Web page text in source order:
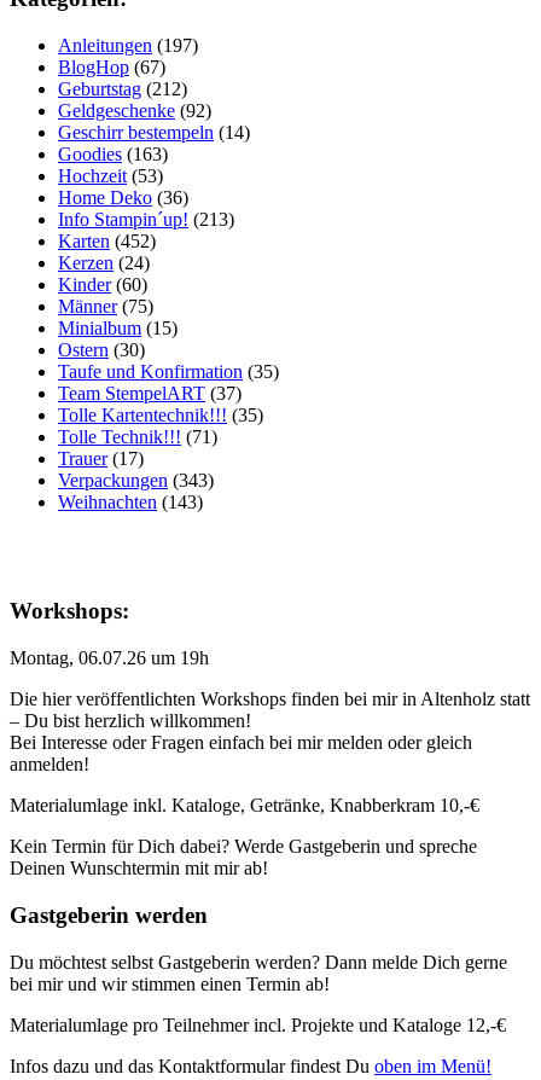
Anleitungen (197)
BlogHop (67)
Geburtstag (212)
Geldgeschenke (92)
Geschirr bestempeln (14)
Goodies (163)
Hochzeit (53)
Home Deko (36)
Info Stampin´up! (213)
Karten (452)
Kerzen (24)
Kinder(60)
Männer(75)
Minialbum (15)
Ostern (30)
Taufe und Konfirmation (35)
Team StempelART (37)
Tolle Kartentechnik!!! (35)
Tolle Technik!!! (71)
Trauer(17)
Verpackungen (343)
Weihnachten (143)
Workshops:
Montag, 06.07.26 um 19h
Die hier veröffentlichten Workshops finden bei mir in Altenholz statt
– Du bist herzlich willkommen!
Bei Interesse oder Fragen einfach bei mir melden oder gleich
anmelden!
Materialumlage inkl. Kataloge, Getränke, Knabberkram 10,-€
Kein Termin für Dich dabei? Werde Gastgeberin und spreche
Deinen Wunschtermin mit mir ab!
Gastgeberin werden
Du möchtest selbst Gastgeberin werden? Dann melde Dich gerne
bei mir und wir stimmen einen Termin ab!
Materialumlage pro Teilnehmer incl. Projekte und Kataloge 12,-€
Infos dazu und das Kontaktformular findest Du oben im Menü!